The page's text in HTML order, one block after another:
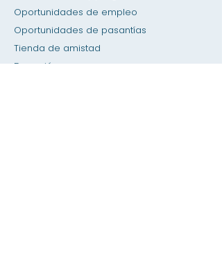
Oportunidades de empleo
Oportunidades de pasantías
Tienda de amistad
Donación